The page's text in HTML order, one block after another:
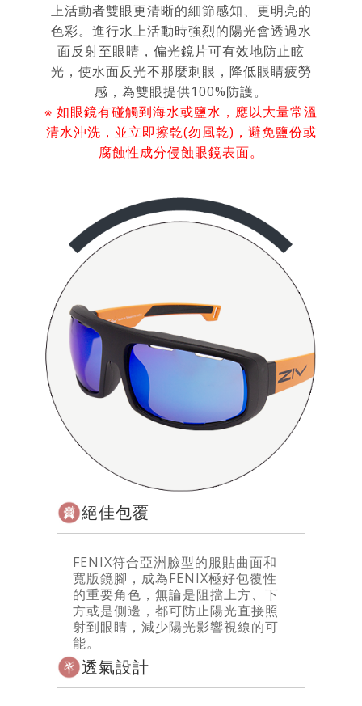
上活動者雙眼更清晰的細節感知、更明亮的
色彩。進行水上活動時強烈的陽光會透過水
面反射至眼睛，偏光鏡片可有效地防止眩
光，使水面反光不那麼刺眼，降低眼睛疲勞
感，為雙眼提供100%防護。
※ 如眼鏡有碰觸到海水或鹽水，應以大量常溫
清水沖洗，並立即擦乾(勿風乾)，避免鹽份或
腐蝕性成分侵蝕眼鏡表面。
絕佳包覆
FENIX符合亞洲臉型的服貼曲面和
寬版鏡腳，成為FENIX極好包覆性
的重要角色，無論是阻擋上方、下
方或是側邊，都可防止陽光直接照
射到眼睛，減少陽光影響視線的可
能。
透氣設計